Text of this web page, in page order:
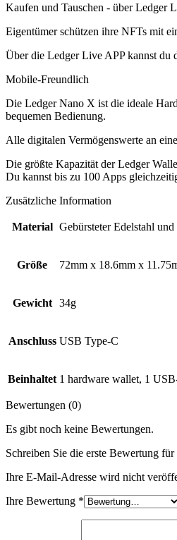
Kaufen und Tauschen - über Ledger
Eigentümer schützen ihre NFTs mit
Über die Ledger Live APP kannst du
Mobile-Freundlich
Die Ledger Nano X ist die ideale
bequemen Bedienung.
Alle digitalen Vermögenswerte an
Die größte Kapazität der Ledger
Du kannst bis zu 100 Apps
Zusätzliche Information
Material Gebürsteter Edelstahl
Größe 72mm x 18.6mm x
Gewicht 34g
Anschluss USB Type-C
Beinhaltet 1 hardware wallet, 1
Bewertungen (0)
Es gibt noch keine Bewertungen.
Schreiben Sie die erste Bewertung
Ihre E-Mail-Adresse wird nicht
Ihre Bewertung *